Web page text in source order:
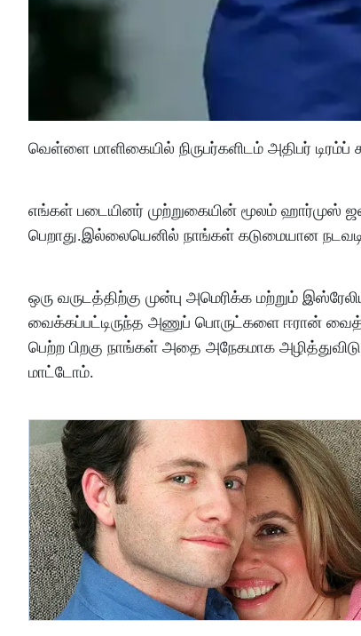
வெள்ளை மாளிகையில் நிருபர்களிடம் அதிபர் டிரம்ப்
எங்கள் படையினர் முற்றுகையின் மூலம் ஹார்முஸ்
பெறாது.இல்லையெனில் நாங்கள் கடுமையான
ஒரு வருடத்திற்கு முன்பு அமெரிக்க மற்றும்
வைக்கப்பட்டிருந்த அணுப் பொருட்களை ஈரான்
பெற்ற பிறகு நாங்கள் அதை அநேகமாக
மாட்டோம்.